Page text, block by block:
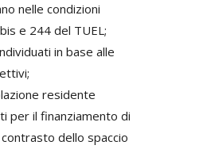
nelle condizioni
e 244 del TUEL;
in base alle
residente
per il finanziamento di
dello spaccio